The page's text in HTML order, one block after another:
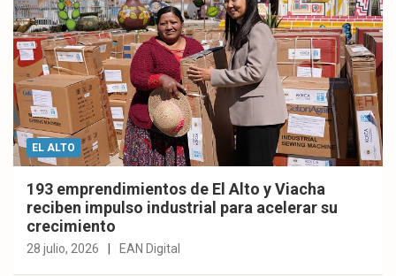
EL ALTO
193 emprendimientos de El Alto y Viacha
reciben impulso industrial para acelerar su
crecimiento
28 julio, 2026 EAN Digital